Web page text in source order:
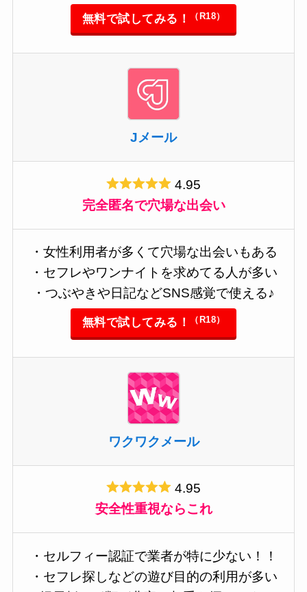
無料で試してみる！ （R18）
Jメール
4.95
完全匿名で穴場な出会い
・女性利用者が多くて穴場な出会いもある
・セフレやワンナイトを求めてる人が多い
・つぶやきや日記などSNS感覚で使える♪
無料で試してみる！ （R18）
ワクワクメール
4.95
安全性重視ならこれ
・セルフィー認証で業者が特に少ない！！
・セフレ探しなどの遊び目的の利用が多い